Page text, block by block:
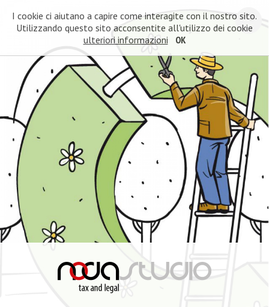
I cookie ci aiutano a capire come interagite con il nostro sito.
Utilizzando questo sito acconsentite all'utilizzo dei cookie
ulteriori informazioni
OK